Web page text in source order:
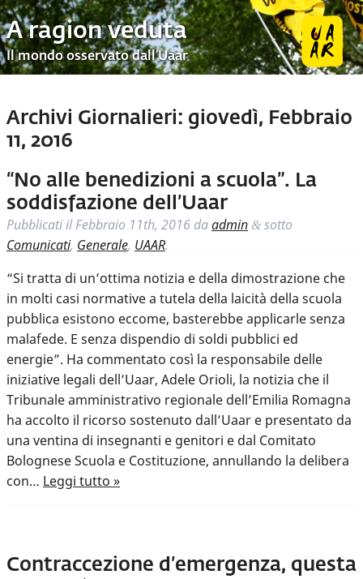
A ragion veduta
Il mondo osservato dall’Uaar
Archivi Giornalieri: giovedì, Febbraio
11, 2016
“No alle benedizioni a scuola”. La
soddisfazione dell’Uaar
Pubblicati ilFebbraio 11th, 2016 daadmin & sotto
Comunicati, Generale, UAAR.
“Si tratta di un’ottima notizia e della dimostrazione che
in molti casi normative a tutela della laicità della scuola
pubblica esistono eccome, basterebbe applicarle senza
malafede. E senza dispendio di soldi pubblici ed
energie”. Ha commentato così la responsabile delle
iniziative legali dell’Uaar, Adele Orioli, la notizia che il
Tribunale amministrativo regionale dell’Emilia Romagna
ha accolto il ricorso sostenuto dall’Uaar e presentato da
una ventina di insegnanti e genitori e dal Comitato
Bolognese Scuola e Costituzione, annullando la delibera
con… Leggi tutto »
Contraccezione d’emergenza, questa